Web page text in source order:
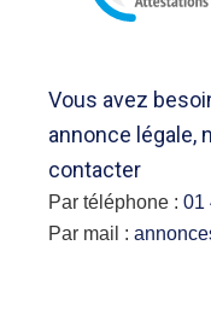
Vous avez
annonce légale,
contacter
Par téléphone : 01
Par mail :